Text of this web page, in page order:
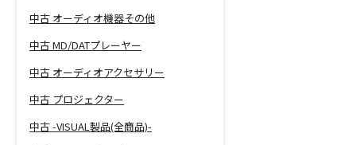
中古 オーディオ機器その他
中古 MD/DATプレーヤー
中古 オーディオアクセサリー
中古 プロジェクター
中古 -VISUAL製品(全商品)-